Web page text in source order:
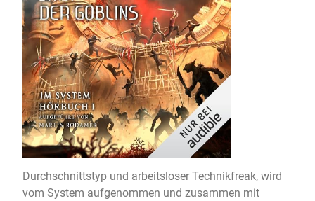
Durchschnittstyp und arbeitsloser Technikfreak, wird
vom System aufgenommen und zusammen mit